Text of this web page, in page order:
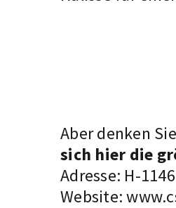
Aber denken
sich hier die
Adresse: H-
Website: